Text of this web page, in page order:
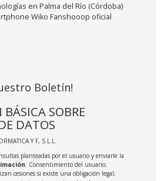
en Palma del Río (Córdoba)
Wiko Fanshooop oficial
Boletín!
SOBRE
DATOS
Y F, S.L.L.
planteadas por el usuario y enviarle la
: Consentimiento del usuario;
cesiones si existe una obligación legal;